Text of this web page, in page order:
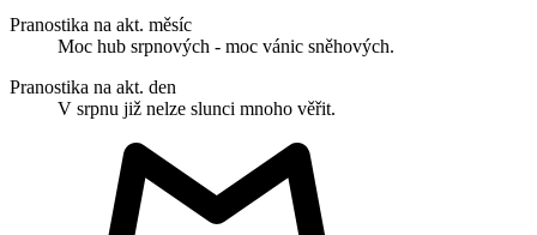
Pranostika na akt. měsíc
Moc hub srpnových - moc vánic sněhových.
Pranostika na akt. den
V srpnu již nelze slunci mnoho věřit.